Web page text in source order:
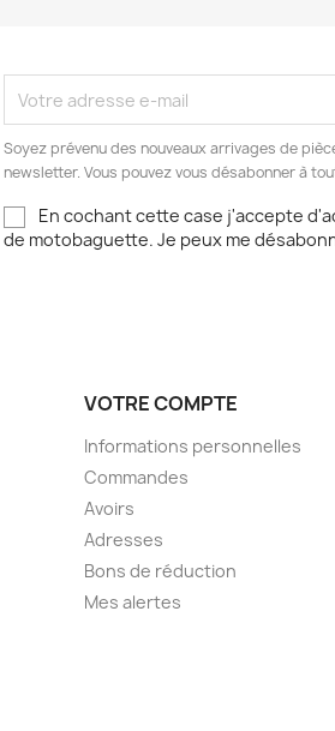
Soyez prévenu des nouveaux arrivages de
newsletter. Vous pouvez vous désabonner à
En cochant cette case j'accepte
de motobaguette. Je peux me
VOTRE COMPTE
Informations personnelles
Commandes
Avoirs
Adresses
Bons de réduction
Mes alertes